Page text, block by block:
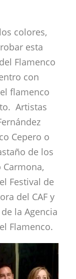
colores,
esta
Flamenco
con
flamenco
Artistas
Cepero o
de los
Festival de
del CAF y
la Agencia
Flamenco.